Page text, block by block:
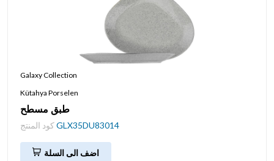
Galaxy Collection
Kütahya Porselen
طبق مسطح
GLX35DU83014
اضف الى السلة